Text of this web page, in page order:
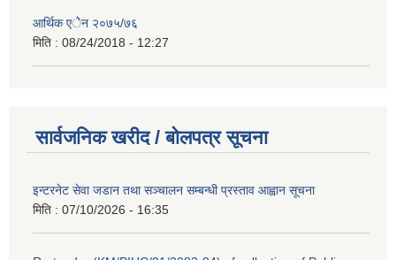
आर्थिक एेेन २०७५/७६
मिति : 08/24/2018 - 12:27
सार्वजनिक खरीद / बोलपत्र सूचना
इन्टरनेट सेवा जडान तथा सञ्चालन सम्बन्धी प्रस्ताव आह्वान सूचना
मिति : 07/10/2026 - 16:35